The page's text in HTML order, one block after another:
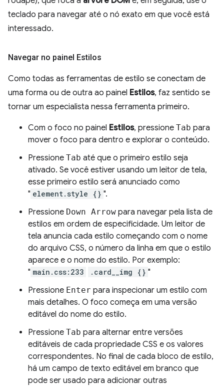
teclado para navegar até o nó exato em que você está
interessado.
Navegar no painel Estilos
Como todas as ferramentas de estilo se conectam de
uma forma ou de outra ao painel Estilos, faz sentido se
tornar um especialista nessa ferramenta primeiro.
Com o foco no painel Estilos, pressione Tab para
mover o foco para dentro e explorar o conteúdo.
Pressione Tab até que o primeiro estilo seja
ativado. Se você estiver usando um leitor de tela,
esse primeiro estilo será anunciado como
" element.style {} ".
Pressione Down Arrow para navegar pela lista de
estilos em ordem de especificidade. Um leitor de
tela anuncia cada estilo começando com o nome
do arquivo CSS, o número da linha em que o estilo
aparece e o nome do estilo. Por exemplo:
" main.css:233 .card__img {} "
Pressione Enter para inspecionar um estilo com
mais detalhes. O foco começa em uma versão
editável do nome do estilo.
Pressione Tab para alternar entre versões
editáveis de cada propriedade CSS e os valores
correspondentes. No final de cada bloco de estilo,
há um campo de texto editável em branco que
pode ser usado para adicionar outras